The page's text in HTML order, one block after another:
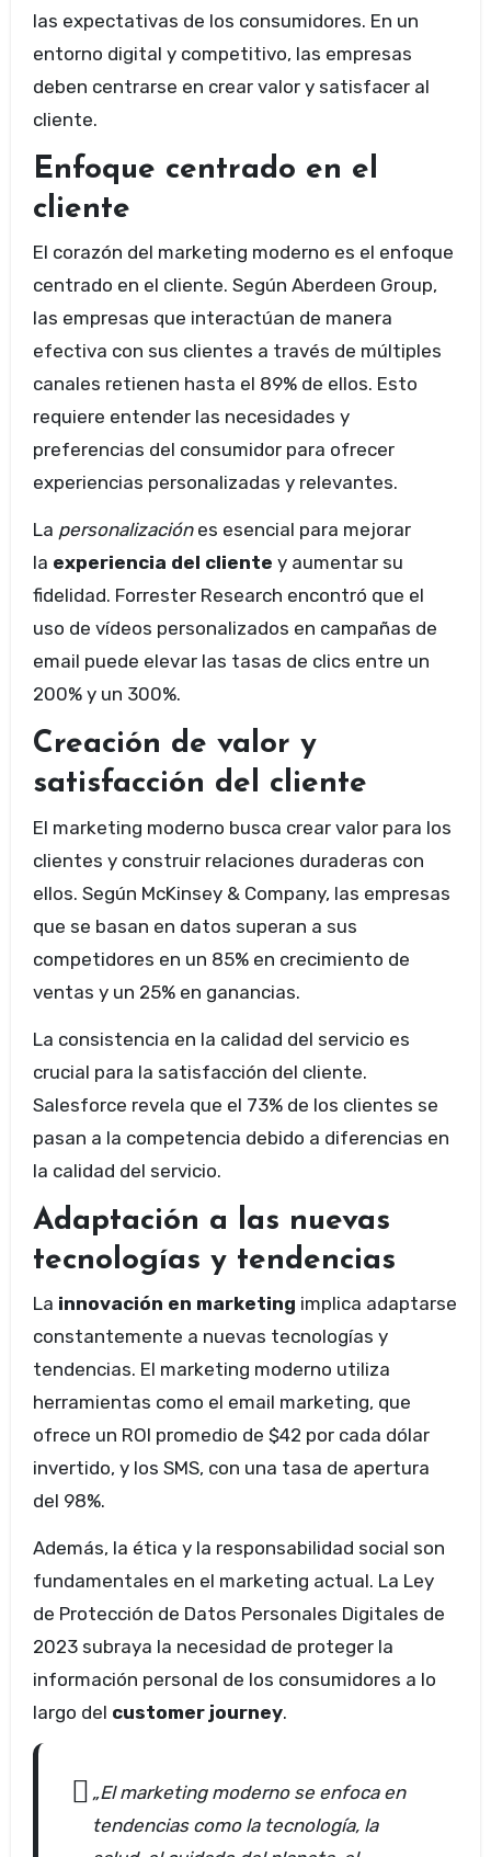
las expectativas de los consumidores. En un
entorno digital y competitivo, las empresas
deben centrarse en crear valor y satisfacer al
cliente.
Enfoque centrado en el
cliente
El corazón del marketing moderno es el enfoque
centrado en el cliente. Según Aberdeen Group,
las empresas que interactúan de manera
efectiva con sus clientes a través de múltiples
canales retienen hasta el 89% de ellos. Esto
requiere entender las necesidades y
preferencias del consumidor para ofrecer
experiencias personalizadas y relevantes.
La personalizaciónes esencial para mejorar
la experiencia del cliente y aumentar su
fidelidad. Forrester Research encontró que el
uso de vídeos personalizados en campañas de
email puede elevar las tasas de clics entre un
200% y un 300%.
Creación de valor y
satisfacción del cliente
El marketing moderno busca crear valor para los
clientes y construir relaciones duraderas con
ellos. Según McKinsey & Company, las empresas
que se basan en datos superan a sus
competidores en un 85% en crecimiento de
ventas y un 25% en ganancias.
La consistencia en la calidad del servicio es
crucial para la satisfacción del cliente.
Salesforce revela que el 73% de los clientes se
pasan a la competencia debido a diferencias en
la calidad del servicio.
Adaptación a las nuevas
tecnologías y tendencias
La innovación en marketing implica adaptarse
constantemente a nuevas tecnologías y
tendencias. El marketing moderno utiliza
herramientas como el email marketing, que
ofrece un ROI promedio de $42 por cada dólar
invertido, y los SMS, con una tasa de apertura
del 98%.
Además, la ética y la responsabilidad social son
fundamentales en el marketing actual. La Ley
de Protección de Datos Personales Digitales de
2023 subraya la necesidad de proteger la
información personal de los consumidores a lo
largo del customer journey.
„El marketing moderno se enfoca en
tendencias como la tecnología, la